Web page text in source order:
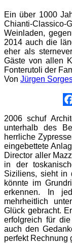
Ein über 1000
Chianti-
Weinladen,
2014 auch die
eher als
Gäste von allen
Fonterutoli der
Von Jürgen
2006 schuf
unterhalb des
herrliche
eingebettete
Director aller
in der
Siziliens, sieht in
könnte im
erkennen. In
mehrheitlich
Glück gebracht.
erfolgreich für
auch den
perfekt Rechnung